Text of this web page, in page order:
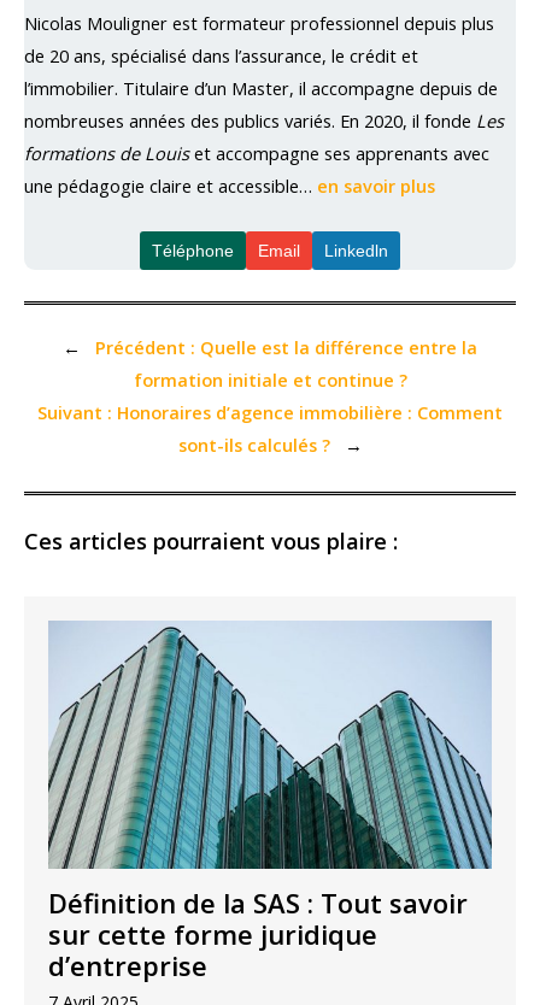
Nicolas Mouligner est formateur professionnel depuis plus
de 20 ans, spécialisé dans l’assurance, le crédit et
l’immobilier. Titulaire d’un Master, il accompagne depuis de
nombreuses années des publics variés. En 2020, il fonde Les
formations de Louiset accompagne ses apprenants avec
une pédagogie claire et accessible… en savoir plus
Téléphone Email Linkedln
← Précédent : Quelle est la différence entre la
formation initiale et continue ?
Suivant : Honoraires d’agence immobilière : Comment
sont-ils calculés ?
→
Ces articles pourraient vous plaire :
Définition de la SAS : Tout savoir
sur cette forme juridique
d’entreprise